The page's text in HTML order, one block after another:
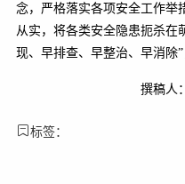
念，严格落实各项安全工作举
从实，将各类安全隐患扼杀在
现、早排查、早整治、早消除
撰稿人：马
标签：